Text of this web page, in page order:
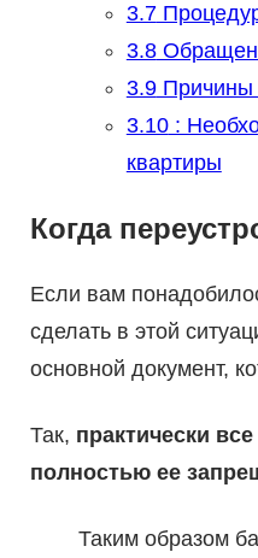
3.7
3.8
3.9Причины
3.10:
квартиры
Когда
Если вам
сделать в этой
основной документ,
Так, практически
полностью ее
Таким образом